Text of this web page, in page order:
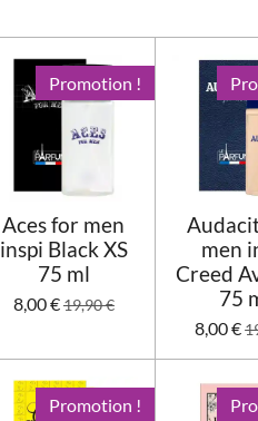
Promotion !
Aces for men
inspi Black XS
75 ml
8,00 €19,90 €
men
Creed
75
8,00 €
Promotion !